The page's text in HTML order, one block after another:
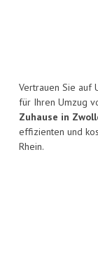
Vertrauen Sie auf
für Ihren Umzug
Zuhause in
effizienten und
Rhein.